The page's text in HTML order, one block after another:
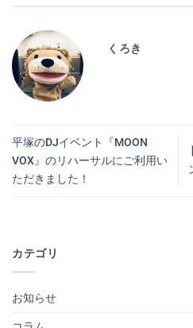
くろき
平塚のDJイベント『MOON
VOX』のリハーサルにご利用い
ただきました！
カテゴリ
お知らせ